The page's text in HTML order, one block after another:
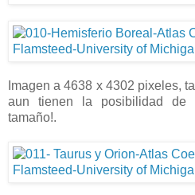
Imagen a 4638 x 4302 pixeles,
aun tienen la posibilidad de
tamaño!.